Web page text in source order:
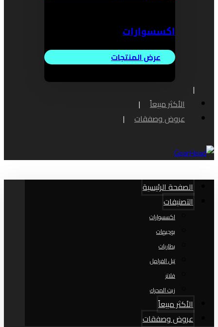
اكسسوارات
عرض المنتجات
الأكثر مبيعاً
عروض وصفقات
الصفحة الرئيسية
التصنيفات
اكسسوارات
بوجيهات
بطاريات
تيل الفرامل
فلاتر
زيت المحرك
الأكثر مبيعاً
عروض وصفقات